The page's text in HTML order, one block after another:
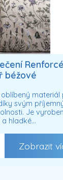
béžové
materiál
svým
Je
a hladké…
Zobrazit